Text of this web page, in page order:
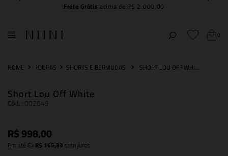
Frete Grátisacima de R$ 2.000,00
0
ROUPAS SHORTS E BERMUDAS SHORT LOU OFF WHITE
Short Lou Off White
R$998,00
Em até 6xR$ 166,33 sem juros